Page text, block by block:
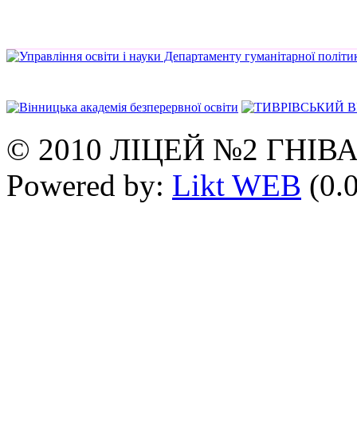
© 2010 ЛІЦЕЙ №2
Powered by: Likt WEB